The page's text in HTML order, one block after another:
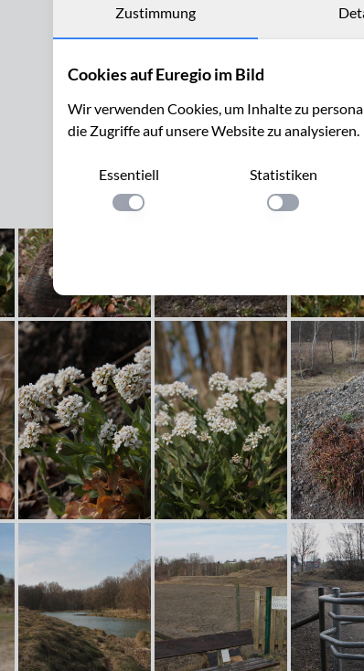
Zustimmung
Cookies auf Euregio im Bild
Wir verwenden Cookies, um Inhalte zu
die Zugriffe auf unsere Website zu analysieren.
Essentiell
Einstellung anwenden
Statistiken
Einstellung